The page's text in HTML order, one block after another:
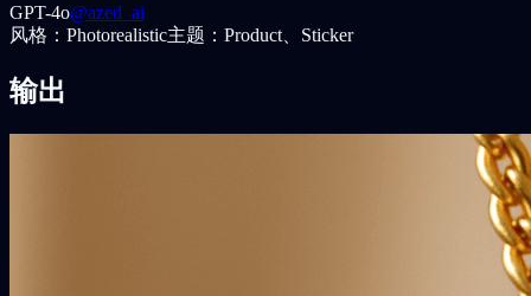
GPT-4o@azed_ai
风格： Photorealistic主题： Product、Sticker
输出